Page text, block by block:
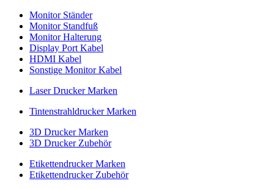
Monitor Ständer
Monitor Standfuß
Monitor Halterung
Display Port Kabel
HDMI Kabel
Sonstige Monitor Kabel
Laser Drucker Marken
Tintenstrahldrucker Marken
3D Drucker Marken
3D Drucker Zubehör
Etikettendrucker Marken
Etikettendrucker Zubehör